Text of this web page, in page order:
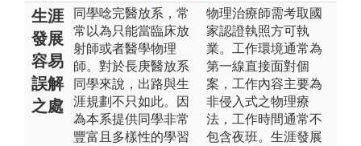
生涯
發展
容易
誤解
之處
同學唸完醫放系，常
常以為只能當臨床放
射師或者醫學物理
師。對於長庚醫放系
同學來說，出路與生
涯規劃不只如此。因
為本系提供同學非常
豐富且多樣性的學習
物理治療師需考取國
家認證執照方可執
業。工作環境通常為
第一線直接面對個
案，工作內容主要為
非侵入式之物理療
法，工作時間通常不
包含夜班。生涯發展